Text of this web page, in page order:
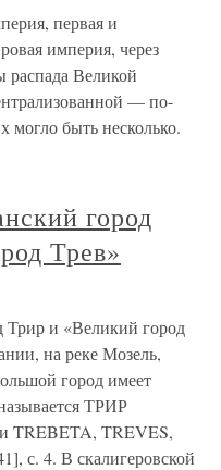
первая и
империя, через
распада Великой
— по-
быть несколько.
город
Трев»
Трир и «Великий город
на реке Мозель,
город имеет
ТРИР
TREBETA, TREVES,
с. 4. В скалигеровской